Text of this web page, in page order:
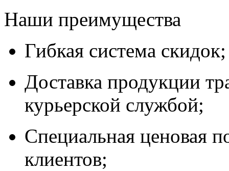
Наши преимущества
Гибкая система скидок;
Доставка продукции
курьерской службой;
Специальная ценовая
клиентов;